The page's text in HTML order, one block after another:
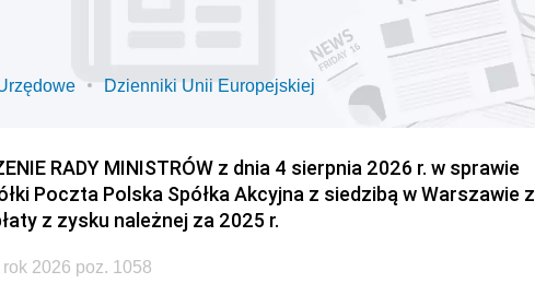
Dzienniki Unii Europejskiej
RADY MINISTRÓW z dnia 4 sierpnia 2026 r. w sprawie
Poczta Polska Spółka Akcyjna z siedzibą w Warszawie z
z zysku należnej za 2025 r.
2026 poz. 1058